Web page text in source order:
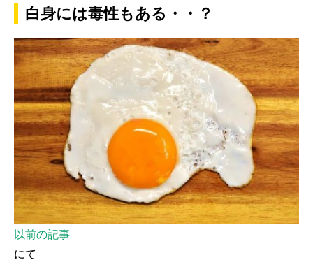
白身には毒性もある・・？
以前の記事
にて